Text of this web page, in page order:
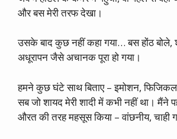
और बस मेरी तरफ देखा।
उसके बाद कुछ नहीं कहा गया… बस होंठ बोले,
अधूरापन जैसे अचानक पूरा हो गया।
हमने कुछ घंटे साथ बिताए – इमोशन,
सब जो शायद मेरी शादी में कभी नहीं था। मैंने
औरत की तरह महसूस किया – वांछनीय, चाही